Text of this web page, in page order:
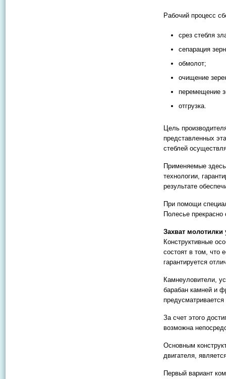
Рабочий процесс
срез стебля
сепарация
обмолот;
очищение
перемещение
отгрузка.
Цель
представленных
стеблей
Применяемые
технологии,
результате
При помощи
Полесье
Захват молотилки
Конструктивные
состоят в том, что
гарантируется
Камнеуловители,
барабан камней и
За счет этого
возможна
Основным
двигателя,
Первый вариант